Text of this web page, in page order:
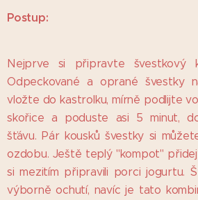
Postup:
Nejprve si připravte švestkový
Odpeckované a oprané švestky
vložte do kastrolku, mírně podlijte
skořice a poduste asi 5 minut,
šťávu. Pár kousků švestky si
ozdobu. Ještě teplý "kompot"
si mezitím připravili porci jogurtu.
výborně ochutí, navíc je tato